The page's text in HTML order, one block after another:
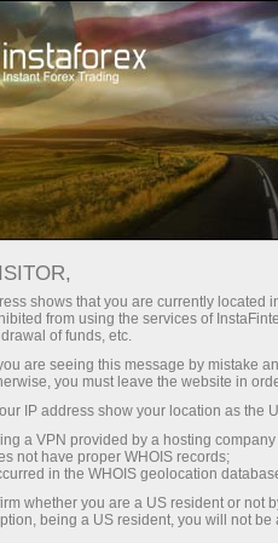
С InstaForex вы
конкурентным
кредитное плечо
из лучших
на рынке, а также
привлекательные
торговли акциями
Минимальные
Бонус 30%
на каждый
Скорость
в трейдинге и на
shows that you are currently located
from using the services of
of funds, etc.
are seeing this message by mistake
you must leave the website in
IP address show your location as the
a VPN provided by a hosting
not have proper WHOIS records;
in the WHOIS geolocation
whether you are a US resident or not
being a US resident, you will not